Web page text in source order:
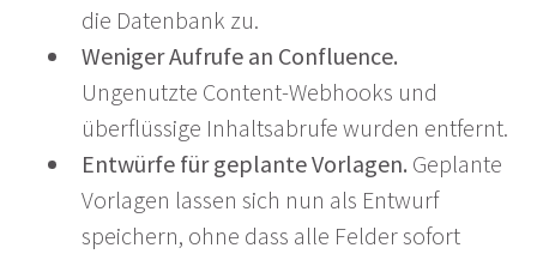
die Datenbank zu.
Weniger Aufrufe an Confluence.
Ungenutzte Content-Webhooks und
überflüssige Inhaltsabrufe wurden entfernt.
Entwürfe für geplante Vorlagen. Geplante
Vorlagen lassen sich nun als Entwurf
speichern, ohne dass alle Felder sofort